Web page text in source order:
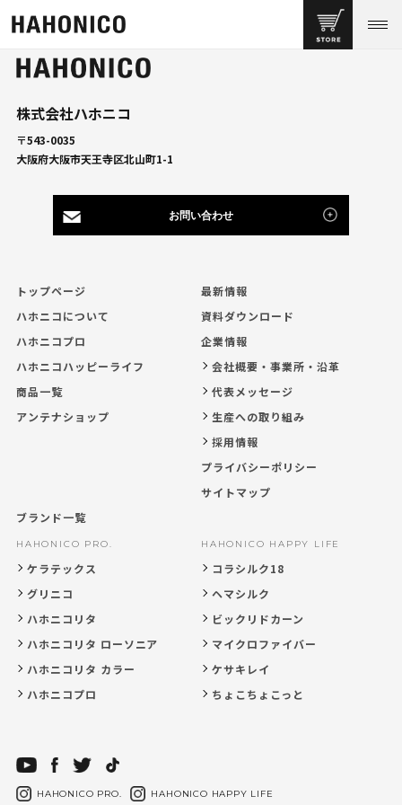
株式会社ハホニコ
〒543-0035
大阪府大阪市天王寺区北山町1-1
お問い合わせ
トップページ
ハホニコについて
ハホニコプロ
ハホニコハッピーライフ
商品一覧
アンテナショップ
ブランド一覧
HAHONICO PRO.
ケラテックス
グリニコ
ハホニコリタ
ハホニコリタ ローソニア
ハホニコリタ カラー
ハホニコプロ
HAHONICO HAPPY LIFE
コラシルク18
ヘマシルク
ビックリドカーン
マイクロファイバー
ケサキレイ
ちょこちょこっと
最新情報
資料ダウンロード
企業情報
会社概要・事業所・沿革
代表メッセージ
生産への取り組み
採用情報
プライバシーポリシー
サイトマップ
HAHONICO PRO. HAHONICO HAPPY LIFE